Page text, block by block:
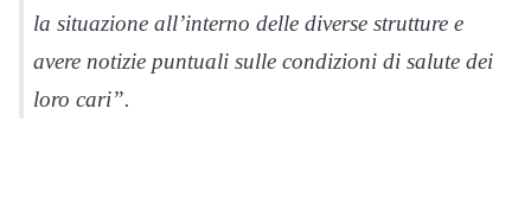
la situazione all’interno delle diverse strutture e
avere notizie puntuali sulle condizioni di salute dei
loro cari”.